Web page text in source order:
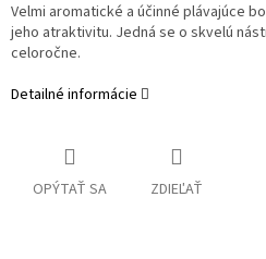
Velmi aromatické a účinné plávajúce
jeho atraktivitu. Jedná se o skvelú
celoročne.
Detailné informácie
OPÝTAŤ SA ZDIEĽAŤ